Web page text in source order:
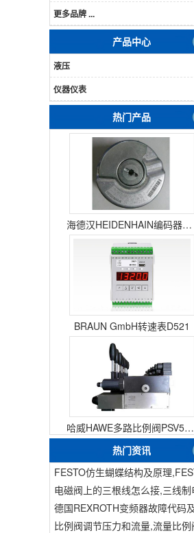
更多品牌 ...
产品中心
液压
仪器仪表
热门产品
海德汉HEIDENHAIN编码器ERN1387204862S14-70
BRAUN GmbH转速表D521
哈威HAWE多路比例阀PSV51-3
热门资讯